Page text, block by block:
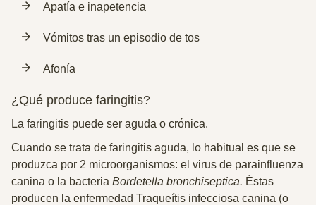
Apatía e inapetencia
Vómitos tras un episodio de tos
Afonía
¿Qué produce faringitis?
La faringitis puede ser aguda o crónica.
Cuando se trata de faringitis aguda, lo habitual es que se
produzca por 2 microorganismos: el virus de parainfluenza
canina o la bacteria Bordetella bronchiseptica. Éstas
producen la enfermedad Traqueítis infecciosa canina (o